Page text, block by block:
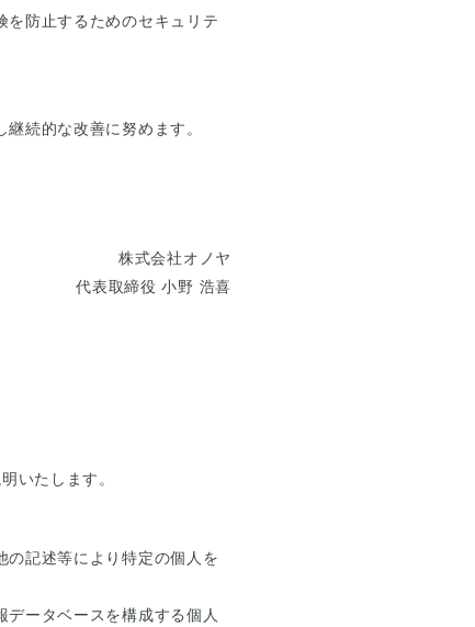
を防止するためのセキュリテ
続的な改善に努めます。
株式会社オノヤ
代表取締役 小野 浩喜
いたします。
の記述等により特定の個人を
データベースを構成する個人